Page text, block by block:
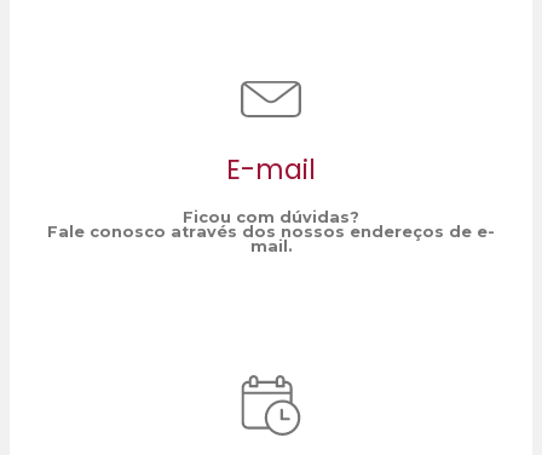
E-mail
Ficou com dúvidas?
Fale conosco através dos nossos endereços de e-
mail.